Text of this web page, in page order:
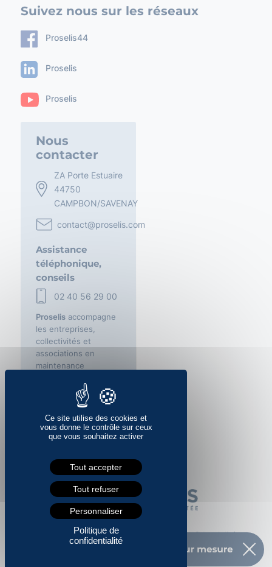
Suivez nous sur les réseaux
Proselis44
Proselis
Proselis
Nous
contacter
ZA Porte Estuaire
44750
CAMPBON/SAVENAY
contact@proselis.com
Assistance
téléphonique,
conseils
02 40 56 29 00
Proselisaccompagne
les entreprises,
collectivités et
associations en
maintenance
infogérance et
cybersécurité à
Nantes, Savenay,
Vannes et Saint-
Nazaire.
Mentions légales–CGU Politique de confidentialité–
Cookies
Ce site utilise des cookies et
vous donne le contrôle sur ceux
que vous souhaitez activer
Tout accepter
Tout refuser
Personnaliser
Politique de
confidentialité